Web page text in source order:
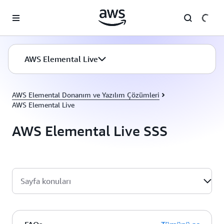
AWS Elemental Live
AWS Elemental Donanım ve Yazılım Çözümleri
AWS Elemental Live
AWS Elemental Live SSS
Sayfa konuları